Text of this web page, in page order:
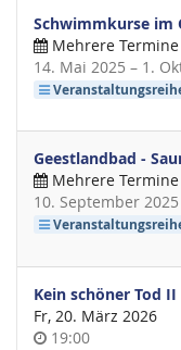
Schwimmkurse im
Mehrere Termine
14. Mai 2025 –bis1.
Geestlandbad -
Mehrere Termine
10. September 2025
Kein schöner Tod II
Fr, 20. März 2026
Uhrzeit
19:00